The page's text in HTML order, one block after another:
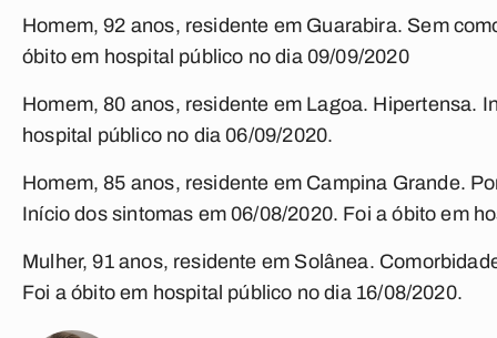
Homem, 92 anos, residente em Guarabira. Sem
óbito em hospital público no dia 09/09/2020
Homem, 80 anos, residente em Lagoa. Hipertensa.
hospital público no dia 06/09/2020.
Homem, 85 anos, residente em Campina Grande.
Início dos sintomas em 06/08/2020. Foi a óbito em
Mulher, 91 anos, residente em Solânea.
Foi a óbito em hospital público no dia 16/08/2020.